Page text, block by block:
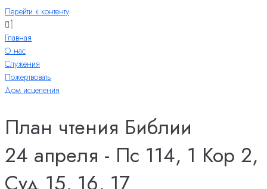
Перейти к контенту
Главная
О нас
Служения
Пожертвовать
Дом исцеления
План чтения Библии
24 апреля - Пс 114, 1 Кор 2,